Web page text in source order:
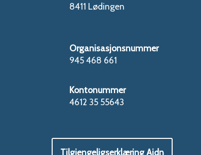
8411 Lødingen
Organisasjonsnummer
945 468 661
Kontonummer
4612 35 55643
Tilgjengeligserklæring Aidn